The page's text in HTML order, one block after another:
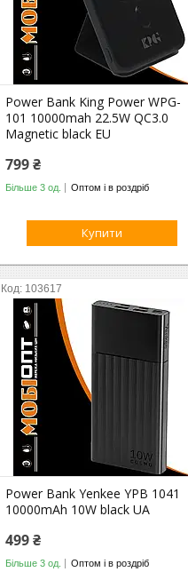
Power Bank King Power WPG-
101 10000mah 22.5W QC3.0
Magnetic black EU
799 ₴
Більше 3 од. Оптом і в роздріб
Купити
103617
Power Bank Yenkee YPB 1041
10000mAh 10W black UA
499 ₴
Більше 3 од. Оптом і в роздріб